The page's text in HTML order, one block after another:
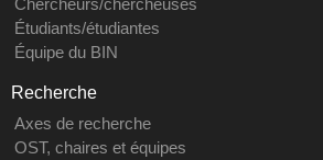
Étudiants/étudiantes
Équipe du BIN
Recherche
Axes de recherche
OST, chaires et équipes